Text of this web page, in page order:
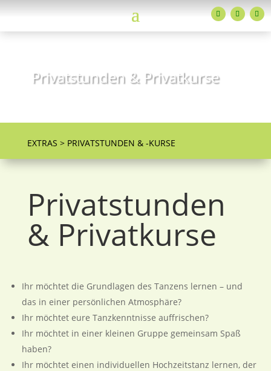
Privatstunden & Privatkurse
EXTRAS > PRIVATSTUNDEN & -KURSE
Privatstunden
& Privatkurse
Ihr möchtet die Grundlagen des Tanzens lernen – und
das in einer persönlichen Atmosphäre?
Ihr möchtet eure Tanzkenntnisse auffrischen?
Ihr möchtet in einer kleinen Gruppe gemeinsam Spaß
haben?
Ihr möchtet einen individuellen Hochzeitstanz lernen, der